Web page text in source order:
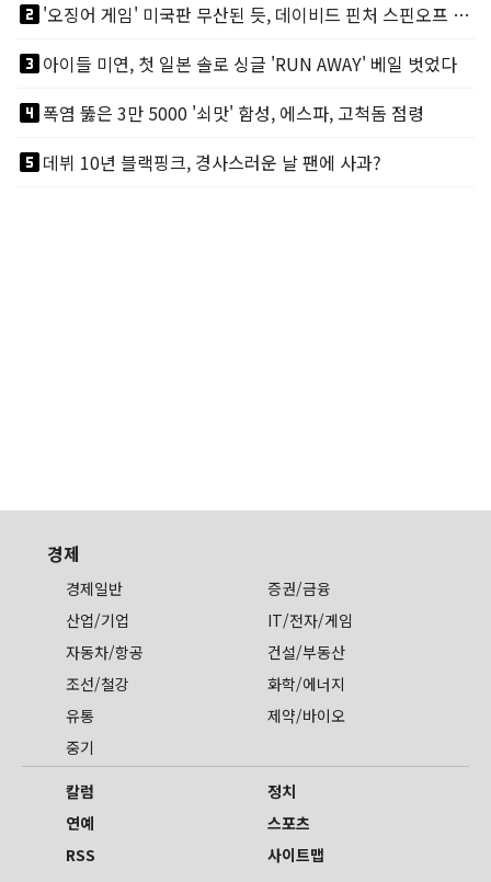
looks_two
'오징어 게임' 미국판 무산된 듯, 데이비드 핀처 스핀오프 철회
looks_3아이들 미연, 첫 일본 솔로 싱글 'RUN AWAY' 베일 벗었다
looks_4폭염 뚫은 3만 5000 '쇠맛' 함성, 에스파, 고척돔 점령
looks_5데뷔 10년 블랙핑크, 경사스러운 날 팬에 사과?
경제
경제일반
증권/금융
산업/기업
IT/전자/게임
자동차/항공
건설/부동산
조선/철강
화학/에너지
유통
제약/바이오
중기
칼럼
정치
연예
스포츠
RSS
사이트맵